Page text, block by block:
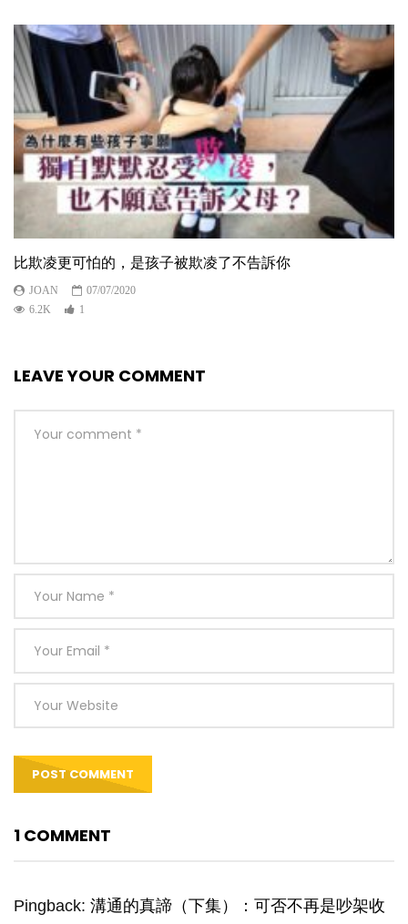
比欺凌更可怕的，是孩子被欺凌了不告訴你
JOAN
07/07/2020
6.2K
1
LEAVE YOUR COMMENT
1 COMMENT
Pingback: 溝通的真諦（下集）：可否不再是吵架收